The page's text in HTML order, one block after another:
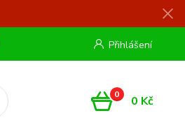
Přihlášení
0 0 Kč